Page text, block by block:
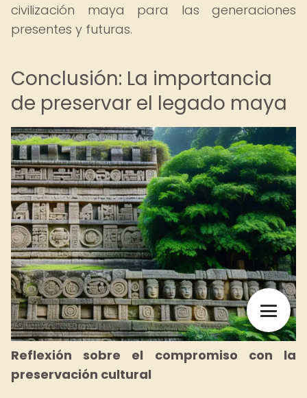
civilización maya para las generaciones
presentes y futuras.
Conclusión: La importancia
de preservar el legado maya
Reflexión sobre el compromiso con la
preservación cultural